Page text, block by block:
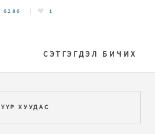
6286 1
СЭТГЭГДЭЛ БИЧИХ
ХУУДАС